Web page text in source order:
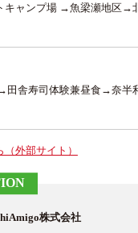
キャンプ場 →魚梁瀬地区→
田舎寿司体験兼昼食→奈半
外部サイト）
株式会社